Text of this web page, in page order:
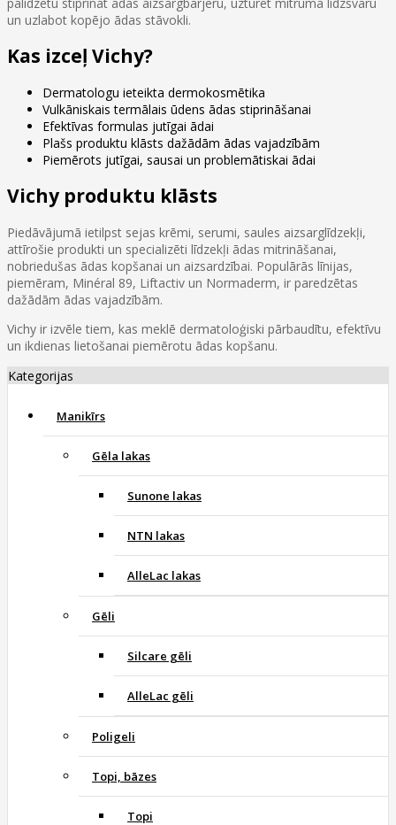
un uzlabot kopējo ādas stāvokli.
Kas izceļ Vichy?
Dermatologu ieteikta dermokosmētika
Vulkāniskais termālais ūdens ādas stiprināšanai
Efektīvas formulas jutīgai ādai
Plašs produktu klāsts dažādām ādas vajadzībām
Piemērots jutīgai, sausai un problemātiskai ādai
Vichy produktu klāsts
Piedāvājumā ietilpst sejas krēmi, serumi, saules aizsarglīdzekļi,
attīrošie produkti un specializēti līdzekļi ādas mitrināšanai,
nobriedušas ādas kopšanai un aizsardzībai. Populārās līnijas,
piemēram, Minéral 89, Liftactiv un Normaderm, ir paredzētas
dažādām ādas vajadzībām.
Vichy ir izvēle tiem, kas meklē dermatoloģiski pārbaudītu, efektīvu
un ikdienas lietošanai piemērotu ādas kopšanu.
Kategorijas
Manikīrs
Gēla lakas
Sunone lakas
NTN lakas
AlleLac lakas
Gēli
Silcare gēli
AlleLac gēli
Poligeli
Topi, bāzes
Topi